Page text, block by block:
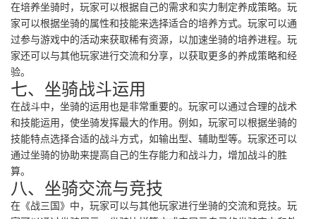
在培养坐骑时，玩家可以根据自己的需求和实力制定养成策略。玩
家可以根据坐骑的属性和技能来选择适合的培养方式。玩家可以通
过参与游戏中的活动来获取稀有资源，以加速坐骑的培养进程。玩
家还可以与其他玩家进行交流和分享，以获取更多的养成策略和经
验。
七、坐骑战斗运用
在战斗中，坐骑的运用也是非常重要的。玩家可以通过合理的战术
和技能运用，使坐骑发挥最大的作用。例如，玩家可以根据坐骑的
技能特点选择合适的战斗方式，如输出型、辅助型等。玩家还可以
通过坐骑的协助来提高自己的生存能力和战斗力，增加战斗的胜
算。
八、坐骑交流与竞技
在《战三国》中，玩家可以与其他玩家进行坐骑的交流和竞技。玩